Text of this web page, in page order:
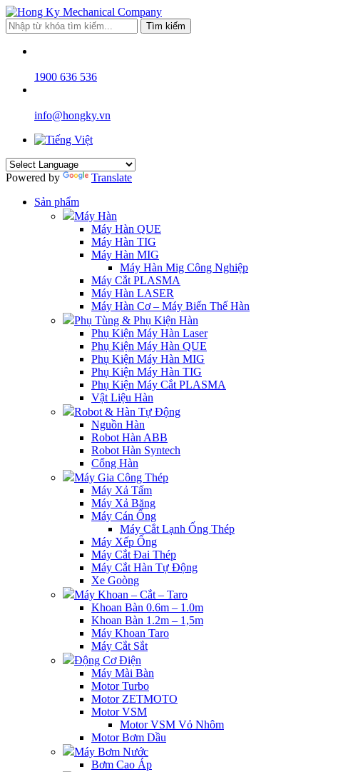
Tìm kiếm
1900 636 536
info@hongky.vn
Powered by
Translate
Sản phẩm
Máy Hàn
Máy Hàn QUE
Máy Hàn TIG
Máy Hàn MIG
Máy Hàn Mig Công Nghiệp
Máy Cắt PLASMA
Máy Hàn LASER
Máy Hàn Cơ – Máy Biến Thế Hàn
Phụ Tùng & Phụ Kiện Hàn
Phụ Kiện Máy Hàn Laser
Phụ Kiện Máy Hàn QUE
Phụ Kiện Máy Hàn MIG
Phụ Kiện Máy Hàn TIG
Phụ Kiện Máy Cắt PLASMA
Vật Liệu Hàn
Robot & Hàn Tự Động
Nguồn Hàn
Robot Hàn ABB
Robot Hàn Syntech
Cổng Hàn
Máy Gia Công Thép
Máy Xả Tấm
Máy Xả Băng
Máy Cán Ống
Máy Cắt Lạnh Ống Thép
Máy Xếp Ống
Máy Cắt Đai Thép
Máy Cắt Hàn Tự Động
Xe Goòng
Máy Khoan – Cắt – Taro
Khoan Bàn 0.6m – 1.0m
Khoan Bàn 1.2m – 1,5m
Máy Khoan Taro
Máy Cắt Sắt
Động Cơ Điện
Máy Mài Bàn
Motor Turbo
Motor ZETMOTO
Motor VSM
Motor VSM Vỏ Nhôm
Motor Bơm Dầu
Máy Bơm Nước
Bơm Cao Áp